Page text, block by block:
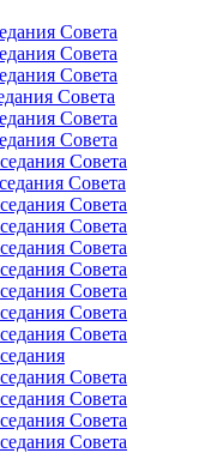
Совета
Совета
Совета
Совета
Совета
Совета
Совета
Совета
Совета
Совета
Совета
Совета
Совета
Совета
Совета
Совета
Совета
Совета
Совета